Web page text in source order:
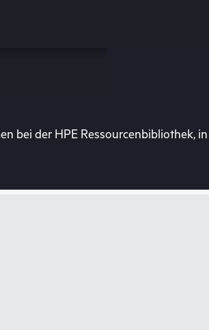
bei der HPE Ressourcenbibliothek,